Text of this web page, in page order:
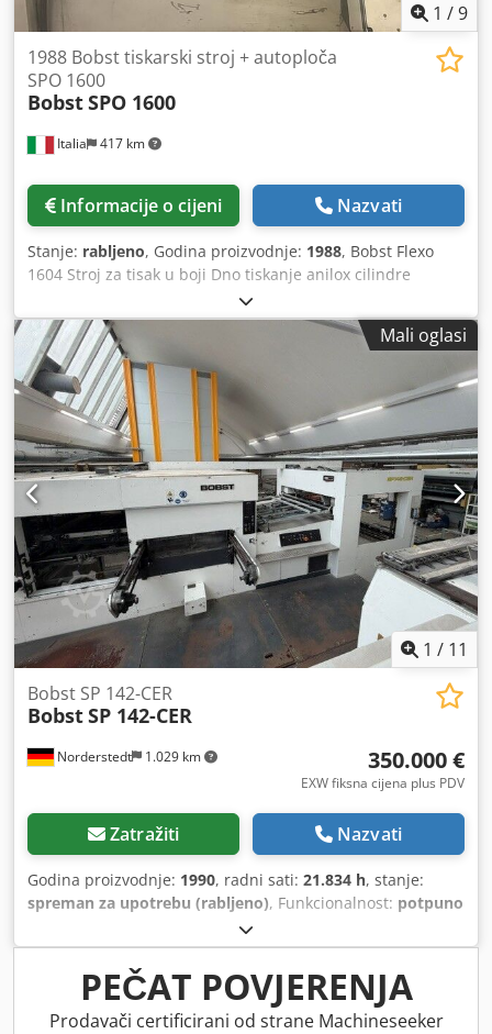
1 /9
Italia 417 km
1988 Bobst tiskarski stroj + autoploča
SPO 1600
BobstSPO 1600
Informacije o cijeni Nazvati
Stanje: rabljeno, Godina proizvodnje: 1988, Bobst Flexo
1604 Stroj za tisak u boji Dno tiskanje anilox cilindre
120L/cm i 80L/cm Bobst Transfer Bobst SPO 1600 Rezač
ravnog maksimuma Max Format 1100 mm x 1600 mm/43,3
"63" S 4 tiskara - Open Open Worts - 80 linije AN - Visoki
izlaz s dva tablica za dizanje - Maksimalna veličina lima:
1100 mm x 1600 mm / 43,3 "x 63" - min veličina lima: 520
mm x 600 mm / 20,5 "x 23,6" - sila rezanja: 400 t -
Materijali: e, b, c, cb, BE vavi: 6000 SEALDEETS PARDEETSE
SACHEETS. Dksdpfxsv Ifpus Acrsr
Mali oglasi
1 / 11
Norderstedt 1.029 km
Bobst SP 142-CER
BobstSP 142-CER
350.000 €
EXW fiksna cijena plus PDV
Zatražiti Nazvati
Godina proizvodnje: 1990, radni sati: 21.834 h, stanje:
spreman za upotrebu (rabljeno), Funkcionalnost: potpuno
, broj stroja/vozila:
CER iz 1990. godine na prodaju - razlog prodaje: izvršeno
ulaganje u zamjenu. Stroj se može pogledati u proizvodnji.
Demontaža i transport na teret kupca. Dedpfoy Htxgjx
Acrskr
PEČAT POVJERENJA
Prodavači certificirani od strane Machineseeker